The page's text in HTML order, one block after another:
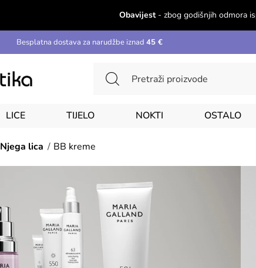
Obavijest- zbog godišnjih odmora
Besplatna dostava za narudžbe iznad 45 €
LICE TIJELO NOKTI OSTALO
Njega lica BB kreme